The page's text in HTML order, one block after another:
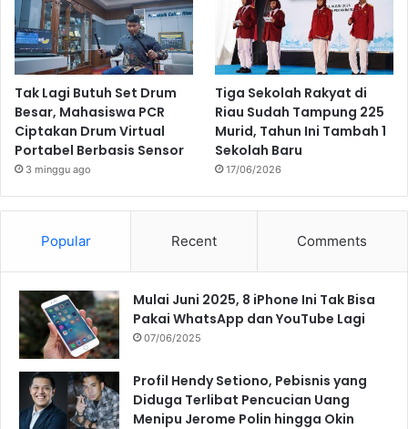
Tak Lagi Butuh Set Drum
Besar, Mahasiswa PCR
Ciptakan Drum Virtual
Portabel Berbasis Sensor
3 minggu ago
Tiga Sekolah Rakyat di
Riau Sudah Tampung 225
Murid, Tahun Ini Tambah 1
Sekolah Baru
17/06/2026
Popular Recent Comments
Mulai Juni 2025, 8 iPhone Ini Tak Bisa
Pakai WhatsApp dan YouTube Lagi
07/06/2025
Profil Hendy Setiono, Pebisnis yang
Diduga Terlibat Pencucian Uang
Menipu Jerome Polin hingga Okin